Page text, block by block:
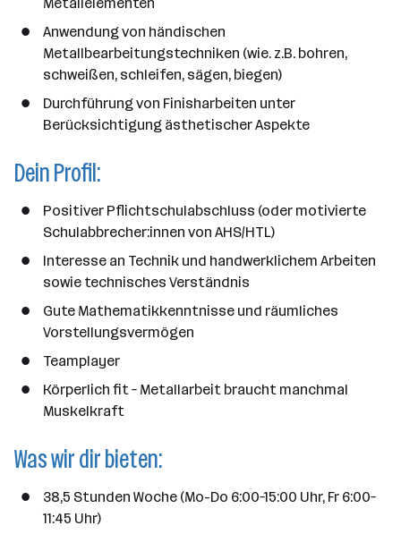
Anwendung von händischen
Metallbearbeitungstechniken (wie. z.B. bohren,
schweißen, schleifen, sägen, biegen)
Durchführung von Finisharbeiten unter
Berücksichtigung ästhetischer Aspekte
Dein Profil:
Positiver Pflichtschulabschluss (oder motivierte
Schulabbrecher:innen von AHS/HTL)
Interesse an Technik und handwerklichem Arbeiten
sowie technisches Verständnis
Gute Mathematikkenntnisse und räumliches
Vorstellungsvermögen
Teamplayer
Körperlich fit – Metallarbeit braucht manchmal
Muskelkraft
Was wir dir bieten:
38,5 Stunden Woche (Mo-Do 6:00–15:00 Uhr, Fr 6:00–
11:45 Uhr)